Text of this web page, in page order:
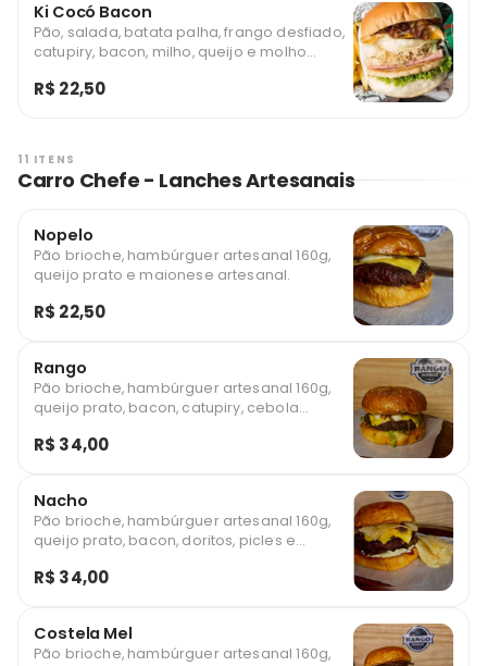
Ki Cocó Bacon
Pão, salada, batata palha, frango desfiado,
catupiry, bacon, milho, queijo e molho
R$ 22,50
11 ITENS
Carro Chefe - Lanches Artesanais
Nopelo
Pão brioche, hambúrguer artesanal 160g,
queijo prato e maionese artesanal.
R$ 22,50
Rango
Pão brioche, hambúrguer artesanal 160g,
queijo prato, bacon, catupiry, cebola
artesanal.
R$ 34,00
Nacho
Pão brioche, hambúrguer artesanal 160g,
queijo prato, bacon, doritos, picles e
R$ 34,00
Costela Mel
Pão brioche, hambúrguer artesanal 160g,